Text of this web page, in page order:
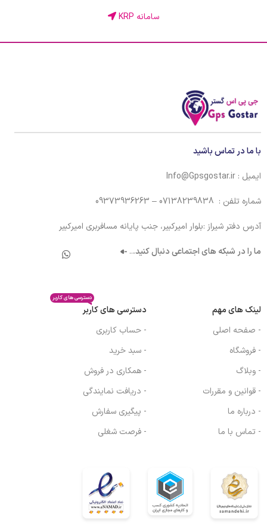
سامانه KRP
با ما در تماس باشید
ایمیل : Info@Gpsgostar.ir
شماره تلفن : 07138239838 – 09373936263
آدرس دفتر شیراز :بلوار امیرکبیر، جنب پایانه مسافربری امیرکبیر
ما را در شبکه های اجتماعی دنبال کنید...
لینک های مهم
- صفحه اصلی
- فروشگاه
- وبلاگ
- قوانین و مقررات
- درباره ما
- تماس با ما
دسترسی های کاربر
دسترسی های کاربر
- حساب کاربری
- سبد خرید
- همکاری در فروش
- دریافت نمایندگی
- پیگیری سفارش
- فرصت شغلی